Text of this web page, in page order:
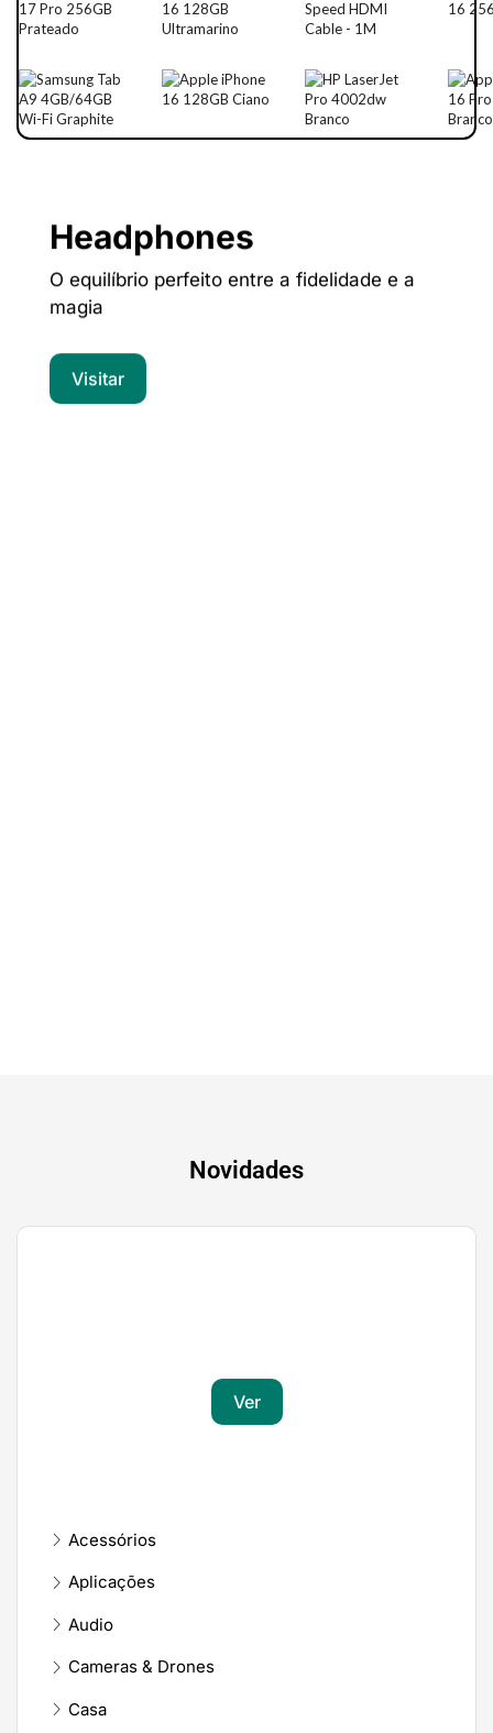
Headphones
O equilíbrio perfeito entre a fidelidade e a
magia
Visitar
Novidades
Ver
Acessórios
Aplicações
Audio
Cameras & Drones
Casa